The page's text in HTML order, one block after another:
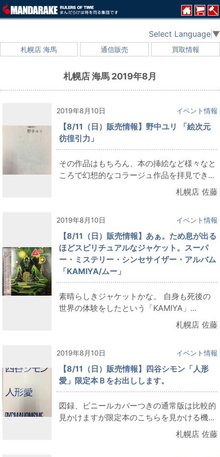
札幌店 海馬 通信販売 買取情報
Select Language ▼
札幌店 海馬 2019年8月
2019年8月10日 イベント情報
【8/11（日）販売情報】野中ユリ 「絵次元
彷徨引力」
その作品はもちろん、本の挿絵など様々なと
ころで幻想的なコラージュ作品を拝見でき...
札幌店 佐藤
2019年8月10日 イベント情報
【8/11（日）販売情報】あぁ。ため息が出る
ほどスピリチュアルなジャケット。スーパ
ー・ミステリー・シンセサイザー・アルバム
「KAMIYA/ムー」
素晴らしきジャケットかな。 自身も死後の
世界の体験をしたという「KAMIYA」...
札幌店 佐藤
2019年8月10日 イベント情報
【8/11（日）販売情報】四谷シモン「人形
愛」限定本Ｂをお出しします。
図録、ビニールカバーつきの通常版は比較的
見かけますが限定本のこちらを見かける機...
札幌店 佐藤